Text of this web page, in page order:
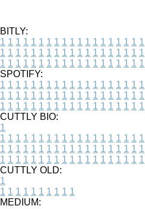
BITLY:
1 1 1 1 1 1 1 1 1 1 1 1 1 1 1 1 1 1 1
1 1 1 1 1 1 1 1 1 1 1 1 1 1 1 1 1 1 1
1 1 1 1 1 1 1 1 1 1 1 1 1 1 1 1 1 1 1
SPOTIFY:
1 1 1 1 1 1 1 1 1 1 1 1 1 1 1 1 1 1 1
1 1 1 1 1 1 1 1 1 1 1 1 1 1 1 1 1 1 1
1 1 1 1 1 1 1 1 1 1 1 1 1 1 1 1 1 1 1
CUTTLY BIO:
1
1 1 1 1 1 1 1 1 1 1 1 1 1 1 1 1 1 1 1
1 1 1 1 1 1 1 1 1 1 1 1 1 1 1 1 1 1 1
1 1 1 1 1 1 1 1 1 1 1 1 1 1 1 1 1 1 1
CUTTLY OLD:
1
1 1 1 1 1 1 1 1 1 1
MEDIUM: